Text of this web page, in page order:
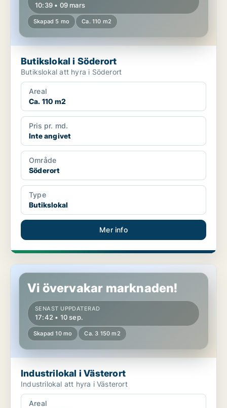
10:39 • 09 mars
Skapad 5 mo Ca. 110 m2
Butikslokal i Söderort
Butikslokal att hyra i Söderort
Areal
Ca. 110 m2
Pris pr. md.
Inte angivet
Område
Söderort
Type
Butikslokal
Mer info
Industrilokal i Västerort
Vi övervakar marknaden!
SENAST UPPDATERAD
17:42 • 10 sep.
Skapad 10 mo Ca. 3 150 m2
Industrilokal i Västerort
Industrilokal att hyra i Västerort
Areal